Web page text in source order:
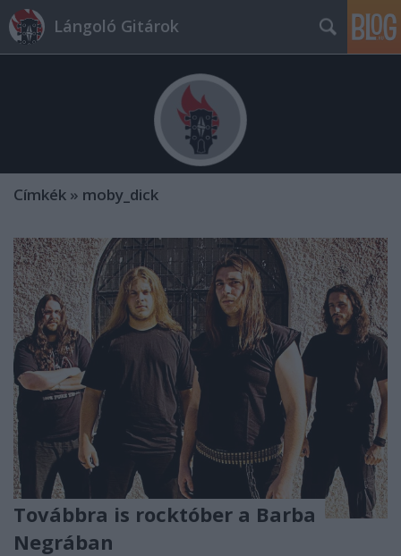
Lángoló Gitárok
Címkék » moby_dick
Továbbra is rocktóber a Barba
Negrában